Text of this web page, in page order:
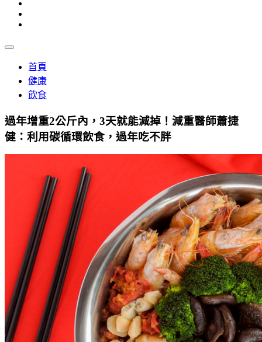
首頁
健康
飲食
過年增重2公斤內，3天就能減掉！減重醫師蕭捷
健：利用碳循環飲食，過年吃不胖